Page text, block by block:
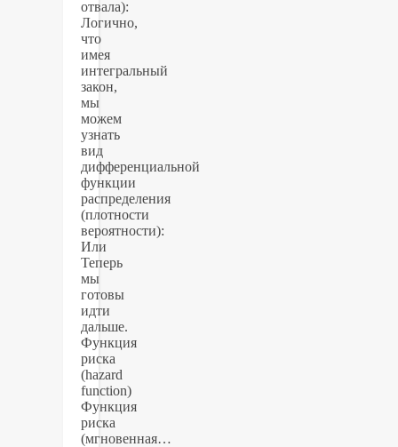
отвала):
Логично,
что
имея
интегральный
закон,
мы
можем
узнать
вид
дифференциальной
функции
распределения
(плотности
вероятности):
Или
Теперь
мы
готовы
идти
дальше.
Функция
риска
(hazard
function)
Функция
риска
(мгновенная…